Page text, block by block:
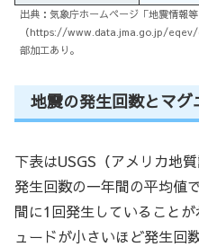
出典：気象庁ホームページ「地震情報
（https://www.data.jma.go.jp/
部加工あり。
地震の発生回数とマグ
下表はUSGS（アメリカ地
発生回数の一年間の平均値
間に1回発生していること
ュードが小さいほど発生回